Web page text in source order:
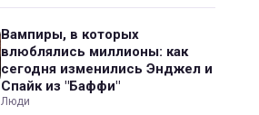
Вампиры, в которых
влюблялись миллионы: как
сегодня изменились Энджел и
Спайк из "Баффи"
Люди